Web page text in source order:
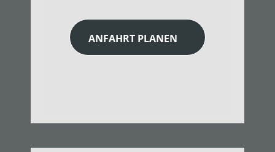
ANFAHRT PLANEN